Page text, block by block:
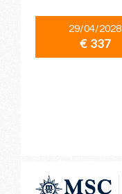
29/04/2028
€ 337